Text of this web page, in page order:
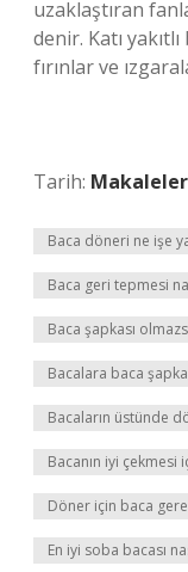
uzaklaştıran
denir. Katı
fırınlar ve
Tarih: Makaleler
Baca döneri ne işe
Baca geri tepmesi
Baca şapkası
Bacalara baca
Bacaların üstünde
Bacanın iyi çekmesi
Döner için baca
En iyi soba bacası